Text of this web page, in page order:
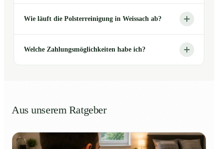
Wie läuft die Polsterreinigung in Weissach ab?
Welche Zahlungsmöglichkeiten habe ich?
Aus unserem Ratgeber